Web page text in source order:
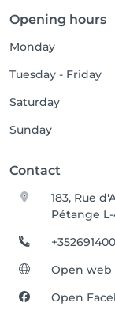
Opening hours
Monday
Tuesday - Friday
Saturday
Sunday
Contact
183, Rue
Pétange L-
Open web
Open